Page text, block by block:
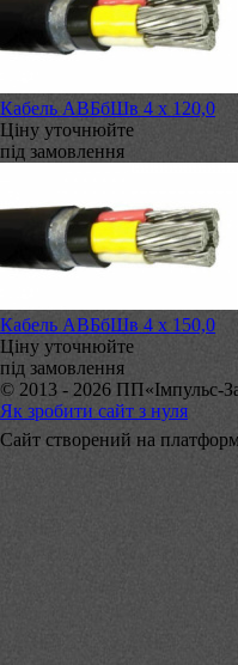
Кабель АВБбШв 4 х 120,0
Ціну уточнюйте
під замовлення
Кабель АВБбШв 4 х 150,0
Ціну уточнюйте
під замовлення
© 2013 - 2026 ПП«Імпульс-
Як зробити сайт з нуля
Сайт створений на